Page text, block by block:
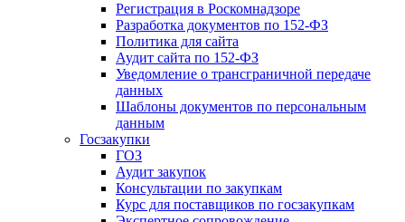
Регистрация в Роскомнадзоре
Разработка документов по 152-ФЗ
Политика для сайта
Аудит сайта по 152-ФЗ
Уведомление о трансграничной передаче
данных
Шаблоны документов по персональным
данным
Госзакупки
ГОЗ
Аудит закупок
Консультации по закупкам
Курс для поставщиков по госзакупкам